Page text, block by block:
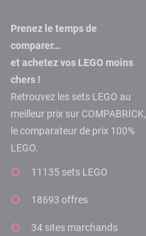
Prenez le temps de
comparer…
et achetez vos LEGO moins
chers !
Retrouvez les sets LEGO au
meilleur prix sur COMPABRICK,
le comparateur de prix 100%
LEGO.
11135 sets LEGO
18693 offres
34 sites marchands